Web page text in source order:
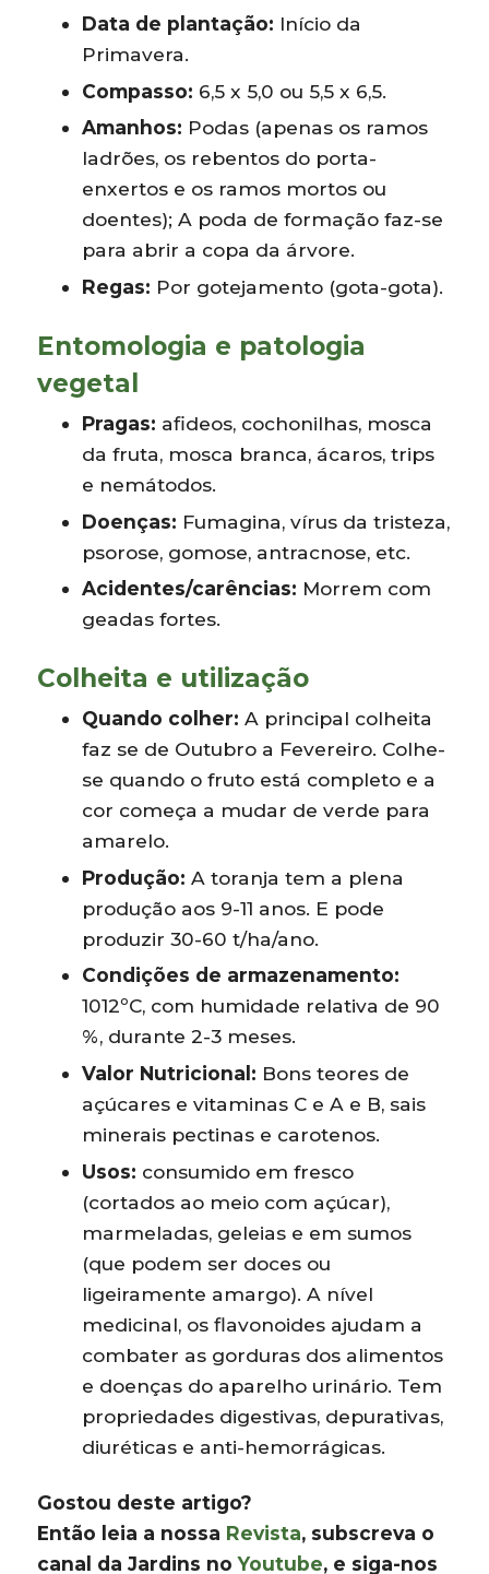
Data de plantação: Início da
Primavera.
Compasso: 6,5 x 5,0 ou 5,5 x 6,5.
Amanhos: Podas (apenas os ramos
ladrões, os rebentos do porta-
enxertos e os ramos mortos ou
doentes); A poda de formação faz-se
para abrir a copa da árvore.
Regas: Por gotejamento (gota-gota).
Entomologia e patologia
vegetal
Pragas: afideos, cochonilhas, mosca
da fruta, mosca branca, ácaros, trips
e nemátodos.
Doenças: Fumagina, vírus da tristeza,
psorose, gomose, antracnose, etc.
Acidentes/carências: Morrem com
geadas fortes.
Colheita e utilização
Quando colher: A principal colheita
faz se de Outubro a Fevereiro. Colhe-
se quando o fruto está completo e a
cor começa a mudar de verde para
amarelo.
Produção: A toranja tem a plena
produção aos 9-11 anos. E pode
produzir 30-60 t/ha/ano.
Condições de armazenamento:
1012ºC, com humidade relativa de 90
%, durante 2-3 meses.
Valor Nutricional: Bons teores de
açúcares e vitaminas C e A e B, sais
minerais pectinas e carotenos.
Usos: consumido em fresco
(cortados ao meio com açúcar),
marmeladas, geleias e em sumos
(que podem ser doces ou
ligeiramente amargo). A nível
medicinal, os flavonoides ajudam a
combater as gorduras dos alimentos
e doenças do aparelho urinário. Tem
propriedades digestivas, depurativas,
diuréticas e anti-hemorrágicas.
Gostou deste artigo?
Então leia a nossa Revista, subscreva o
canal da Jardins noYoutube, e siga-nos